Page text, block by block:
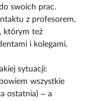
swoich prac.
z profesorem,
którym też
i kolegami.
sytuacji:
wszystkie
ostatnia) – a